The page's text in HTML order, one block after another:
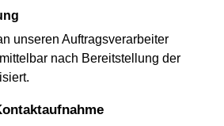
unseren Auftragsverarbeiter
nach Bereitstellung der